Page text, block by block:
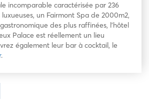
incomparable caractérisée par 236
un Fairmont Spa de 2000m2,
des plus raffinées, l’hôtel
Palace est réellement un lieu
également leur bar à cocktail, le
.